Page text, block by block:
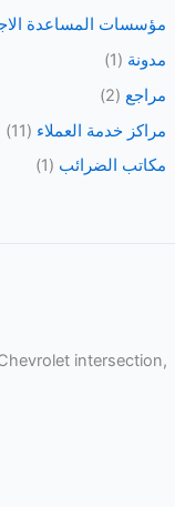
مؤسسات المساعدة
مدونة (1)
مراجع (2)
مراكز خدمة العملاء (11)
مكاتب الضرائب (1)
intersection,